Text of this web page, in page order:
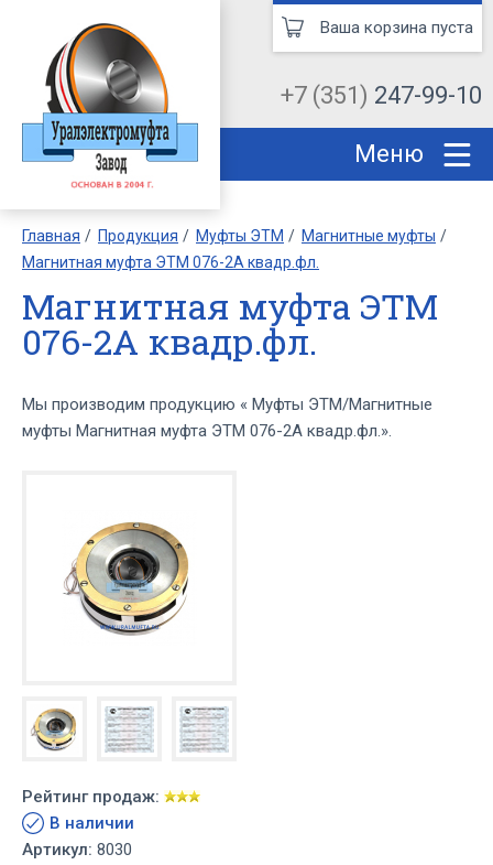
+7 (351) 247-99-10
Ваша корзина пуста
Меню
Главная Продукция Муфты ЭТМ
Магнитные муфты
Магнитная муфта ЭТМ 076-2А квадр.фл.
Магнитная муфта ЭТМ
076-2А квадр.фл.
Мы производим продукцию « Муфты ЭТМ/Магнитные
муфты Магнитная муфта ЭТМ 076-2А квадр.фл.».
Рейтинг продаж:
В наличии
Артикул: 8030